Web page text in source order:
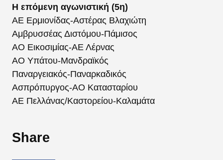
Η επόμενη αγωνιστική (5η)
ΑΕ Ερμιονίδας-Αστέρας Βλαχιώτη
Αμβρυσσέας Διστόμου-Πάμισος
ΑΟ Εικοσιμίας-ΑΕ Λέρνας
ΑΟ Υπάτου-Μανδραϊκός
Παναργειακός-Παναρκαδικός
Ασπρόπυργος-ΑΟ Κατασταρίου
ΑΕ Πελλάνας/Καστορείου-Καλαμάτα
Share